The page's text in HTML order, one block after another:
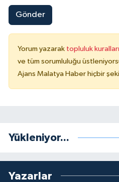
Gönder
Yorum yazarak topluluk
ve tüm sorumluluğu
Ajans Malatya Haber hiçbir
Yükleniyor...
Yazarlar